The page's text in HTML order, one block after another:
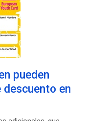
pueden
descuento en